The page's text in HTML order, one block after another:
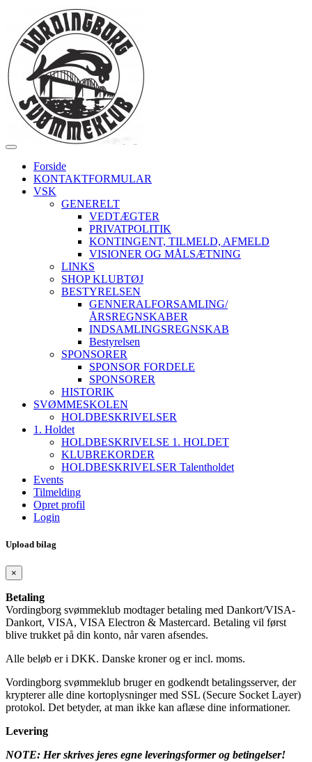
Forside
KONTAKTFORMULAR
VSK
GENERELT
VEDTÆGTER
PRIVATPOLITIK
KONTINGENT, TILMELD, AFMELD
VISIONER OG MÅLSÆTNING
LINKS
SHOP KLUBTØJ
BESTYRELSEN
GENNERALFORSAMLING/
ÅRSREGNSKABER
INDSAMLINGSREGNSKAB
Bestyrelsen
SPONSORER
SPONSOR FORDELE
SPONSORER
HISTORIK
SVØMMESKOLEN
HOLDBESKRIVELSER
1. Holdet
HOLDBESKRIVELSE 1. HOLDET
KLUBREKORDER
HOLDBESKRIVELSER Talentholdet
Events
Tilmelding
Opret profil
Login
Upload bilag
×
Betaling
Vordingborg svømmeklub modtager betaling med Dankort/VISA-
Dankort, VISA, VISA Electron & Mastercard. Betaling vil først
blive trukket på din konto, når varen afsendes.
Alle beløb er i DKK. Danske kroner og er incl. moms.
Vordingborg svømmeklub bruger en godkendt betalingsserver, der
krypterer alle dine kortoplysninger med SSL (Secure Socket Layer)
protokol. Det betyder, at man ikke kan aflæse dine informationer.
Levering
NOTE: Her skrives jeres egne leveringsformer og betingelser!